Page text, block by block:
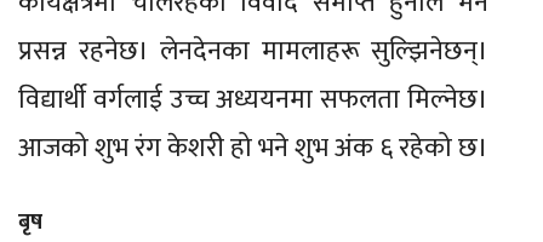
प्रसन्न रहनेछ। लेनदेनका मामलाहरू सुल्झिनेछन्।
विद्यार्थी वर्गलाई उच्च अध्ययनमा सफलता मिल्नेछ।
आजको शुभ रंग केशरी हो भने शुभ अंक ६ रहेको छ।
बृष